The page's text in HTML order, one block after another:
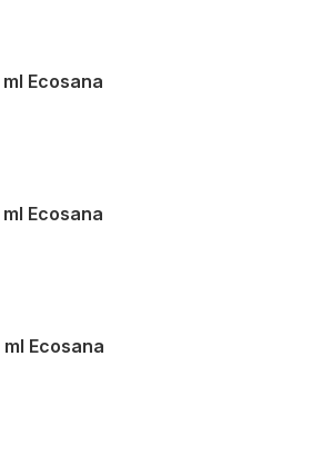
Ecosana
Ecosana
Ecosana